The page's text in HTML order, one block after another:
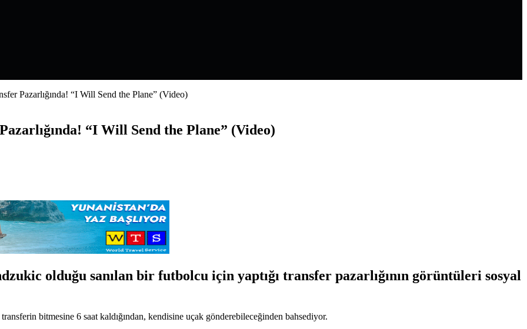
Pazarlığında! “I Will Send the Plane” (Video)
“I Will Send the Plane” (Video)
olduğu sanılan bir futbolcu için yaptığı transfer pazarlığının görüntüleri sosyal
bitmesine 6 saat kaldığından, kendisine uçak gönderebileceğinden bahsediyor.